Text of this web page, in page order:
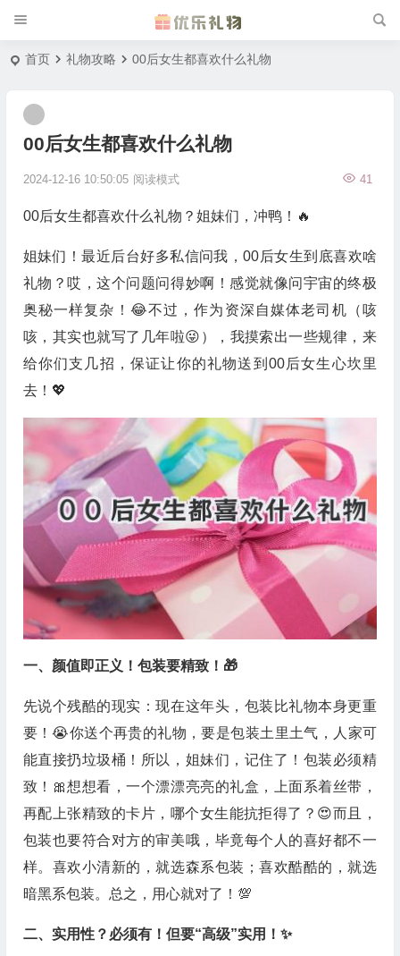
首页 礼物攻略 00后女生都喜欢什么礼物
00后女生都喜欢什么礼物
2024-12-16 10:50:05 41
阅读模式
00后女生都喜欢什么礼物？姐妹们，冲鸭！🔥
姐妹们！最近后台好多私信问我，00后女生到底喜欢啥
礼物？哎，这个问题问得妙啊！感觉就像问宇宙的终极
奥秘一样复杂！😂不过，作为资深自媒体老司机（咳
咳，其实也就写了几年啦😜），我摸索出一些规律，来
给你们支几招，保证让你的礼物送到00后女生心坎里
去！💖
一、颜值即正义！包装要精致！🎁
先说个残酷的现实：现在这年头，包装比礼物本身更重
要！😭你送个再贵的礼物，要是包装土里土气，人家可
能直接扔垃圾桶！所以，姐妹们，记住了！包装必须精
致！🎀想想看，一个漂漂亮亮的礼盒，上面系着丝带，
再配上张精致的卡片，哪个女生能抗拒得了？😍而且，
包装也要符合对方的审美哦，毕竟每个人的喜好都不一
样。喜欢小清新的，就选森系包装；喜欢酷酷的，就选
暗黑系包装。总之，用心就对了！💯
二、实用性？必须有！但要“高级”实用！✨